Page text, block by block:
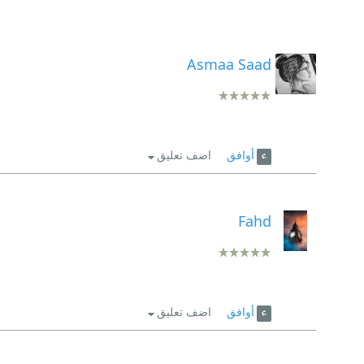
Asmaa Saad
أوافق اضف تعليق
Fahd
أوافق اضف تعليق